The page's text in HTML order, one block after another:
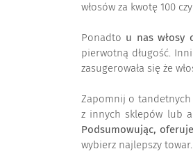
włosów za kwotę 100
Ponadto u nas włosy
pierwotną długość.
zasugerowała się że
Zapomnij o tandetnych
z innych sklepów lub
Podsumowując,
wybierz najlepszy